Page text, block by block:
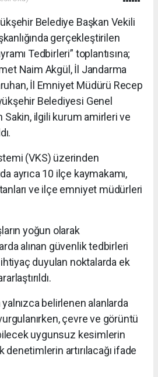
Belediye Başkan Vekili
gerçekleştirilen
Tedbirleri” toplantısına;
Naim Akgül, İl Jandarma
İl Emniyet Müdürü Recep
Belediyesi Genel
ilgili kurum amirleri ve
(VKS) üzerinden
ayrıca 10 ilçe kaymakamı,
ve ilçe emniyet müdürleri
yoğun olarak
alınan güvenlik tedbirleri
duyulan noktalarda ek
belirlenen alanlarda
çevre ve görüntü
uygunsuz kesimlerin
artırılacağı ifade